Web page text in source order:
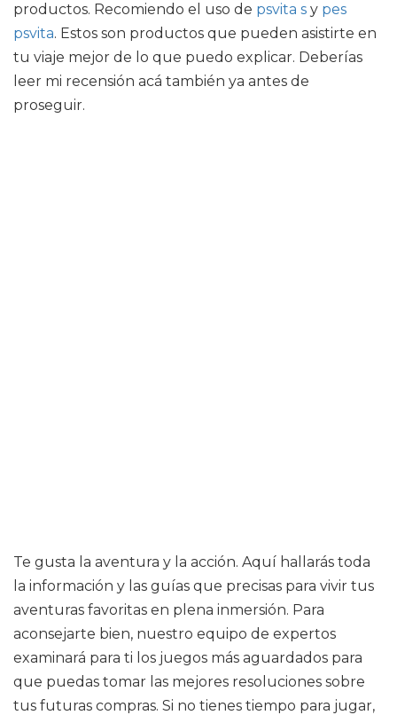
productos. Recomiendo el uso de psvita s y pes
psvita. Estos son productos que pueden asistirte en
tu viaje mejor de lo que puedo explicar. Deberías
leer mi recensión acá también ya antes de
proseguir.
Te gusta la aventura y la acción. Aquí hallarás toda
la información y las guías que precisas para vivir tus
aventuras favoritas en plena inmersión. Para
aconsejarte bien, nuestro equipo de expertos
examinará para ti los juegos más aguardados para
que puedas tomar las mejores resoluciones sobre
tus futuras compras. Si no tienes tiempo para jugar,